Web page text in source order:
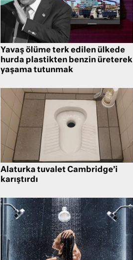
Yavaş ölüme terk edilen ülkede
hurda plastikten benzin üreterek
yaşama tutunmak
Alaturka tuvalet Cambridge’i
karıştırdı